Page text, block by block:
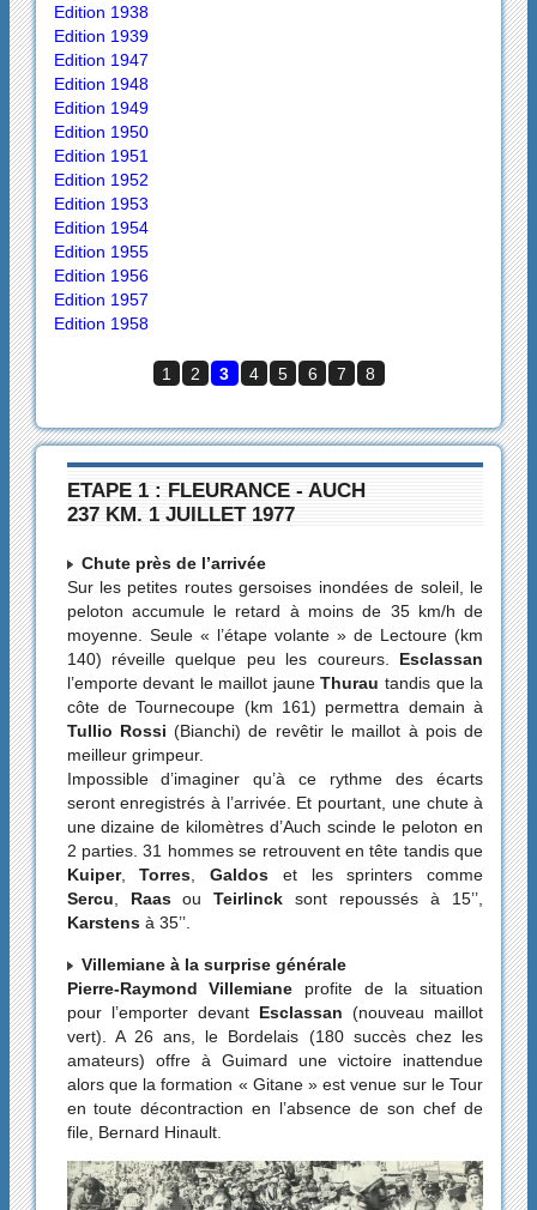
Edition 1938
Edition 1939
Edition 1947
Edition 1948
Edition 1949
Edition 1950
Edition 1951
Edition 1952
Edition 1953
Edition 1954
Edition 1955
Edition 1956
Edition 1957
Edition 1958
1 2 3 4 5 6 7 8
ETAPE 1 : FLEURANCE - AUCH
237 KM. 1 JUILLET 1977
Chute près de l’arrivée
Sur les petites routes gersoises inondées de soleil, le
peloton accumule le retard à moins de 35 km/h de
moyenne. Seule « l’étape volante » de Lectoure (km
140) réveille quelque peu les coureurs. Esclassan
l’emporte devant le maillot jauneThurau tandis que la
côte de Tournecoupe (km 161) permettra demain à
Tullio Rossi (Bianchi) de revêtir le maillot à pois de
meilleur grimpeur.
Impossible d’imaginer qu’à ce rythme des écarts
seront enregistrés à l’arrivée. Et pourtant, une chute à
une dizaine de kilomètres d’Auch scinde le peloton en
2 parties. 31 hommes se retrouvent en tête tandis que
Kuiper,Torres,Galdos et les sprinters comme
Sercu, Raasou Teirlinck sont repoussés à 15’’,
Karstensà 35’’.
Villemiane à la surprise générale
Pierre-Raymond Villemiane profite de la situation
pour l’emporter devant Esclassan (nouveau maillot
vert). A 26 ans, le Bordelais (180 succès chez les
amateurs) offre à Guimard une victoire inattendue
alors que la formation « Gitane » est venue sur le Tour
en toute décontraction en l’absence de son chef de
file, Bernard Hinault.